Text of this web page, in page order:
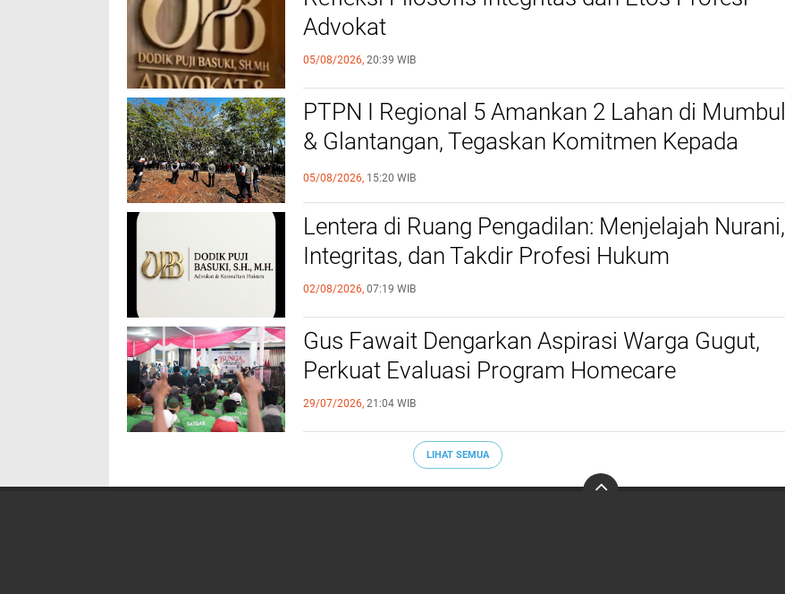
Advokat
05/08/2026, 20:39 WIB
PTPN I Regional 5 Amankan 2 Lahan di Mumbul
& Glantangan, Tegaskan Komitmen Kepada
Negara dan Masyarakat
05/08/2026, 15:20 WIB
​Lentera di Ruang Pengadilan: Menjelajah Nurani,
Integritas, dan Takdir Profesi Hukum
02/08/2026, 07:19 WIB
‎Gus Fawait Dengarkan Aspirasi Warga Gugut,
Perkuat Evaluasi Program Homecare ‎
29/07/2026, 21:04 WIB
LIHAT SEMUA